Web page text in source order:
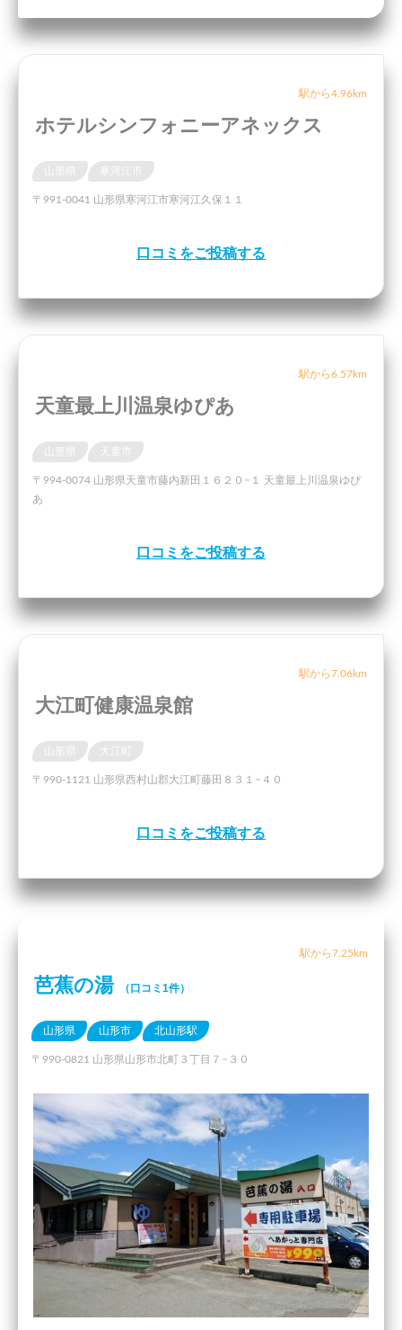
駅から4.96km
ホテルシンフォニーアネックス
〒991-0041 山形県寒河江市寒河江久保１１
口コミをご投稿する
駅から6.57km
天童最上川温泉ゆぴあ
〒994-0074 山形県天童市藤内新田１６２０−１ 天童最上川温泉ゆぴ
あ
口コミをご投稿する
駅から7.06km
大江町健康温泉館
〒990-1121 山形県西村山郡大江町藤田８３１−４０
口コミをご投稿する
駅から7.25km
芭蕉の湯 （口コミ1件）
山形県 山形市 北山形駅
〒990-0821 山形県山形市北町３丁目７−３０